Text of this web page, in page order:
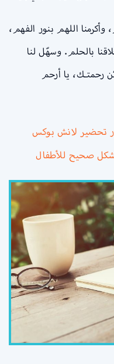
اللهم بنور الفهم،
بالحلم. وسهّل لنا
رحمتـك، يا أرحم
تحضير لانش بوكس
صحيح للأطفال